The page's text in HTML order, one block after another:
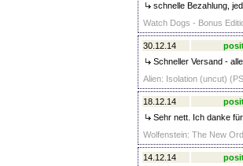
schnelle Bezahlung,
Watch Dogs - Bonus
30.12.14
Schneller Versand -
Alien: Isolation (uncut)
18.12.14
Sehr nett. Ich danke
Wolfenstein: The New
14.12.14